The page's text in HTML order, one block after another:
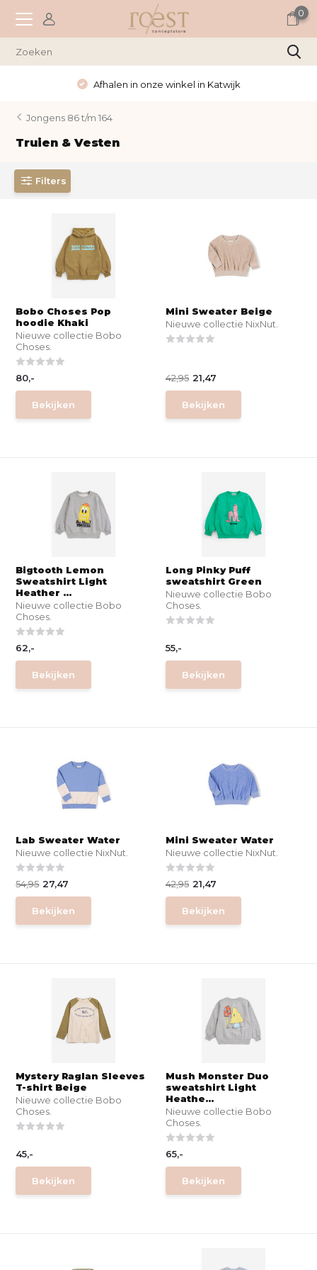
0
Afhalen in onze winkel in Katwijk
Jongens 86 t/m 164
Truien & Vesten
Filters
Bobo Choses Pop
hoodie Khaki
Nieuwe collectie Bobo
Choses.
80,-
Bekijken
Mini Sweater Beige
Nieuwe collectie NixNut.
42,95 21,47
Bekijken
Bigtooth Lemon
Sweatshirt Light
Heather ...
Nieuwe collectie Bobo
Choses.
62,-
Bekijken
Long Pinky Puff
sweatshirt Green
Nieuwe collectie Bobo
Choses.
55,-
Bekijken
Lab Sweater Water
Nieuwe collectie NixNut.
54,95 27,47
Bekijken
Mini Sweater Water
Nieuwe collectie NixNut.
42,95 21,47
Bekijken
Mystery Raglan Sleeves
T-shirt Beige
Nieuwe collectie Bobo
Choses.
45,-
Bekijken
Mush Monster Duo
sweatshirt Light
Heathe...
Nieuwe collectie Bobo
Choses.
65,-
Bekijken